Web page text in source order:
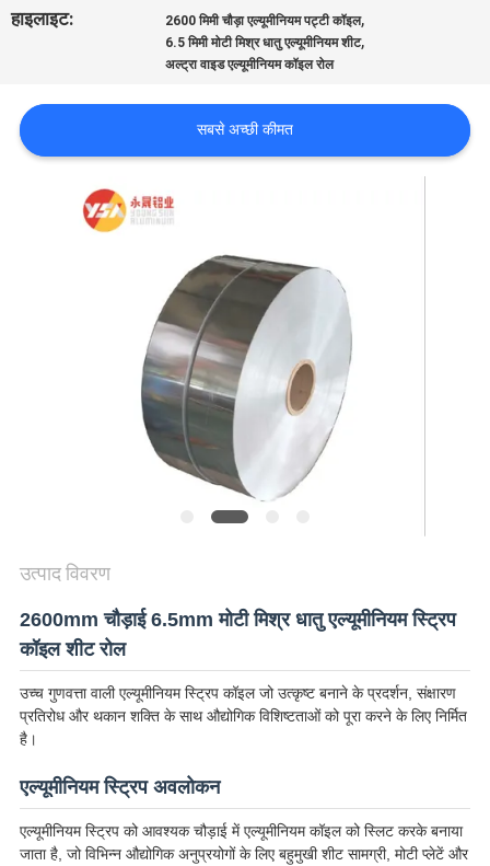
मामलों
हाइलाइट:
2600 मिमी चौड़ा एल्यूमीनियम पट्टी कॉइल,
6.5 मिमी मोटी मिश्र धातु एल्यूमीनियम शीट,
अल्ट्रा वाइड एल्यूमीनियम कॉइल रोल
सबसे अच्छी कीमत
उत्पाद विवरण
2600mm चौड़ाई 6.5mm मोटी मिश्र धातु एल्यूमीनियम स्ट्रिप
कॉइल शीट रोल
उच्च गुणवत्ता वाली एल्यूमीनियम स्ट्रिप कॉइल जो उत्कृष्ट बनाने के प्रदर्शन, संक्षारण
प्रतिरोध और थकान शक्ति के साथ औद्योगिक विशिष्टताओं को पूरा करने के लिए निर्मित
है।
एल्यूमीनियम स्ट्रिप अवलोकन
एल्यूमीनियम स्ट्रिप को आवश्यक चौड़ाई में एल्यूमीनियम कॉइल को स्लिट करके बनाया
जाता है, जो विभिन्न औद्योगिक अनुप्रयोगों के लिए बहुमुखी शीट सामग्री, मोटी प्लेटें और